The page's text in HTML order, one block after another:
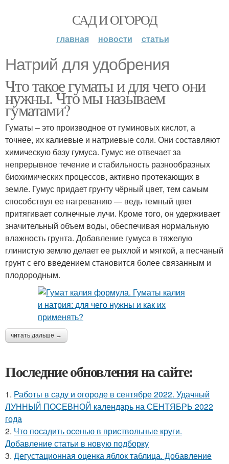
САД И ОГОРОД
главная новости статьи
Натрий для удобрения
Что такое гуматы и для чего они
нужны. Что мы называем
гуматами?
Гуматы – это производное от гуминовых кислот, а
точнее, их калиевые и натриевые соли. Они составляют
химическую базу гумуса. Гумус же отвечает за
непрерывное течение и стабильность разнообразных
биохимических процессов, активно протекающих в
земле. Гумус придает грунту чёрный цвет, тем самым
способствуя ее нагреванию — ведь темный цвет
притягивает солнечные лучи. Кроме того, он удерживает
значительный объем воды, обеспечивая нормальную
влажность грунта. Добавление гумуса в тяжелую
глинистую землю делает ее рыхлой и мягкой, а песчаный
грунт с его введением становится более связанным и
плодородным.
читать дальше →
Последние обновления на сайте:
1. Работы в саду и огороде в сентябре 2022. Удачный
ЛУННЫЙ ПОСЕВНОЙ календарь на СЕНТЯБРЬ 2022
года
2. Что посадить осенью в приствольные круги.
Добавление статьи в новую подборку
3. Дегустационная оценка яблок таблица. Добавление